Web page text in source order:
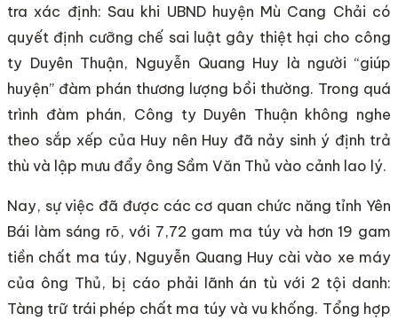
tra xác định: Sau khi UBND huyện Mù Cang Chải có
quyết định cưỡng chế sai luật gây thiệt hại cho công
ty Duyên Thuận, Nguyễn Quang Huy là người “giúp
huyện” đàm phán thương lượng bồi thường. Trong quá
trình đàm phán, Công ty Duyên Thuận không nghe
theo sắp xếp của Huy nên Huy đã nảy sinh ý định trả
thù và lập mưu đẩy ông Sầm Văn Thủ vào cảnh lao lý.
Nay, sự việc đã được các cơ quan chức năng tỉnh Yên
Bái làm sáng rõ, với 7,72 gam ma túy và hơn 19 gam
tiền chất ma túy, Nguyễn Quang Huy cài vào xe máy
của ông Thủ, bị cáo phải lãnh án tù với 2 tội danh:
Tàng trữ trái phép chất ma túy và vu khống. Tổng hợp